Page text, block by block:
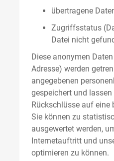
übertragene
Zugriffsstatus
Datei nicht
Diese anonymen
Adresse) werden
angegebenen
gespeichert und lassen
Rückschlüsse auf eine
Sie können zu
ausgewertet werden,
Internetauftritt und
optimieren zu können.